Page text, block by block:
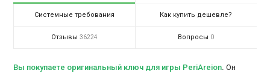
Системные требования Как купить дешевле?
Отзывы 36224 Вопросы 0
Вы покупаете оригинальный ключ для игры PeriAreion. Он